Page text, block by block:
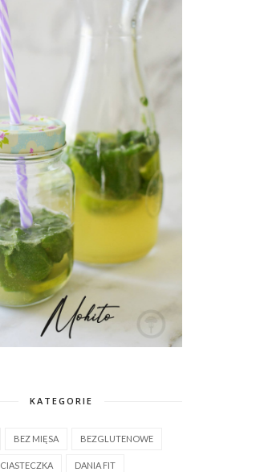
KATEGORIE
BEZ MIĘSA BEZGLUTENOWE
CIASTECZKA DANIA FIT